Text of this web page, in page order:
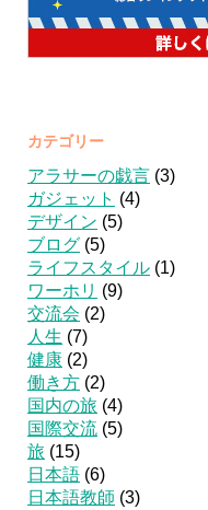
カテゴリー
アラサーの戯言 (3)
ガジェット (4)
デザイン (5)
ブログ (5)
ライフスタイル (1)
ワーホリ (9)
交流会 (2)
人生 (7)
健康 (2)
働き方 (2)
国内の旅 (4)
国際交流 (5)
旅 (15)
日本語 (6)
日本語教師 (3)